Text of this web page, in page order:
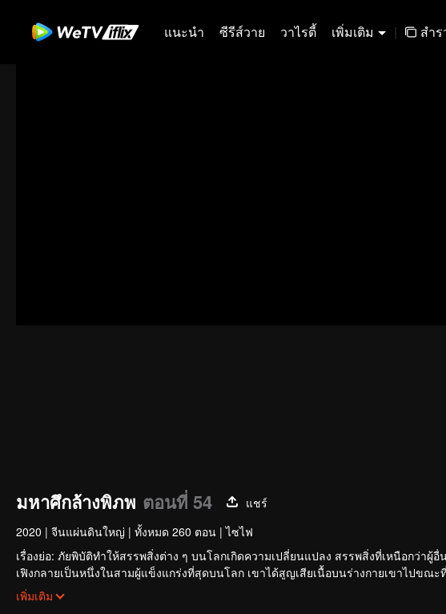
แนะนำ ซีรีส์วาย วาไรตี้ เพิ่มเติม | สำร
มหาศึกล้างพิภพ ตอนที่ 54
แชร์
2020 | จีนแผ่นดินใหญ่ | ทั้งหมด 260 ตอน | ไซไฟ
เรื่องย่อ: ภัยพิบัติทำให้สรรพสิ่งต่าง ๆ บนโลกเกิดความเปลี่ยนแปลง สรรพสิ่งที่เหนือกว่า
เฟิงกลายเป็นหนึ่งในสามผู้แข็งแกร่งที่สุดบนโลก เขาได้สูญเสียเนื้อบนร่างกายเขาไปขณ
เตอร์กลับมาเช่นกัน และทำการพัฒนาเป็นร่างกายมนุษย์ หลังจากนั้นเขาก็ได้ออกจากดาว
เพิ่มเติม